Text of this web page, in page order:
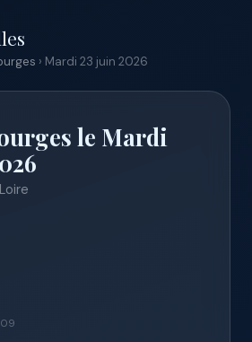
› Mardi 23 juin 2026
le Mardi